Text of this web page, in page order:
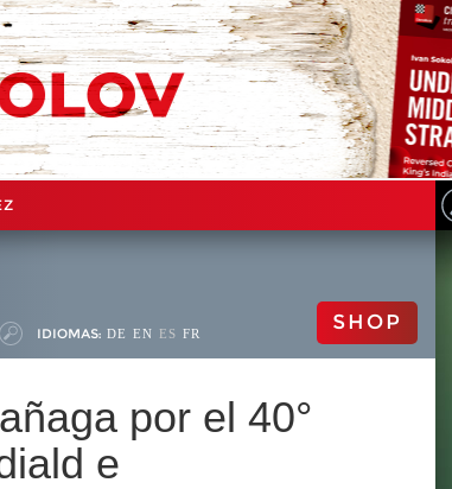
IDIOMAS: DE EN ES FR SHOP
por el 40°
e